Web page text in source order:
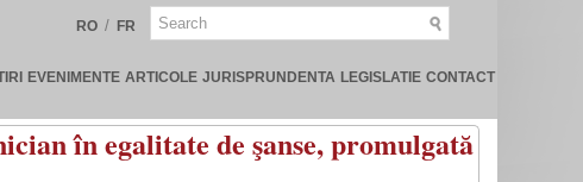
RO / FR
EVENIMENTE ARTICOLE JURISPRUNDENTA LEGISLATIE CONTACT
în egalitate de şanse, promulgată